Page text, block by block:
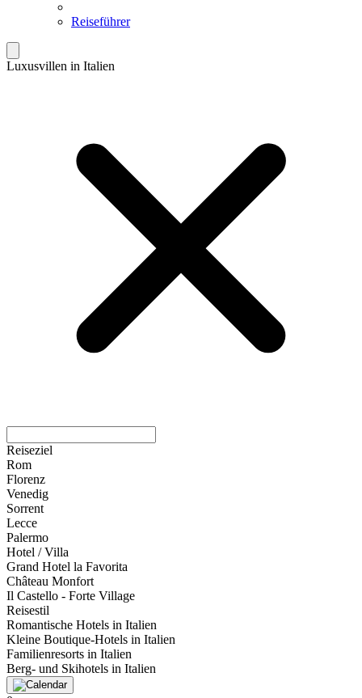
Reiseführer
Luxusvillen in Italien
Reiseziel
Rom
Florenz
Venedig
Sorrent
Lecce
Palermo
Hotel / Villa
Grand Hotel la Favorita
Château Monfort
Il Castello - Forte Village
Reisestil
Romantische Hotels in Italien
Kleine Boutique-Hotels in Italien
Familienresorts in Italien
Berg- und Skihotels in Italien